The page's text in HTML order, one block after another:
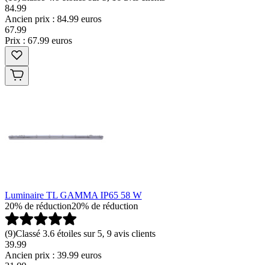
84.99
Ancien prix : 84.99 euros
67.99
Prix : 67.99 euros
Luminaire TL GAMMA IP65 58 W
20% de réduction20% de réduction
(9)Classé 3.6 étoiles sur 5, 9 avis clients
39.99
Ancien prix : 39.99 euros